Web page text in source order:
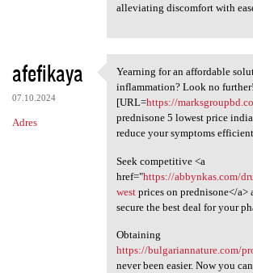
alleviating discomfort with
afefikaya
07.10.2024
Adres
Yearning for an
Yearning for an affordable
inflammation? Look no
[URL=https://
prednisone 5 lowest price
reduce your symptoms
Seek competitive <a
href="https://abbynkas.com/
westprices on prednisone</a>
secure the best deal for your
Obtaining
https://bulgariannature.com/
never been easier. Now you